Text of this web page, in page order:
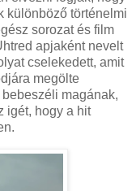
különböző történelmi
sorozat és film
apjaként nevelt
cselekedett, amit
megölte
magának,
igét, hogy a hit